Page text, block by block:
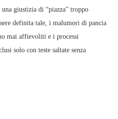
giustizia di “piazza” troppo
definita tale, i malumori di pancia
mai affievoliti e i processi
solo con teste saltate senza